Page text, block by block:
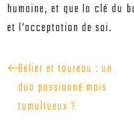
humaine, et que la clé du
et l’acceptation de soi.
Bélier et taureau : un
duo passionné mais
tumultueux ?